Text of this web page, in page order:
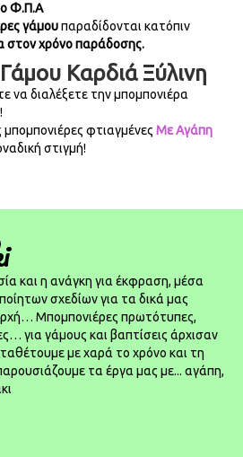
ο Φ.Π.Α
γάμουπαραδίδονται κατόπιν
στον χρόνο παράδοσης.
Καρδιά Ξύλινη
να διαλέξετε την μπομπονιέρα
φτιαγμένες Με Αγάπη
στιγμή!
και η ανάγκη για έκφραση, μέσα
σχεδίων για τα δικά μας
Μπομπονιέρες πρωτότυπες,
για γάμους και βαπτίσεις άρχισαν
με χαρά το χρόνο και τη
τα έργα μας με... αγάπη,